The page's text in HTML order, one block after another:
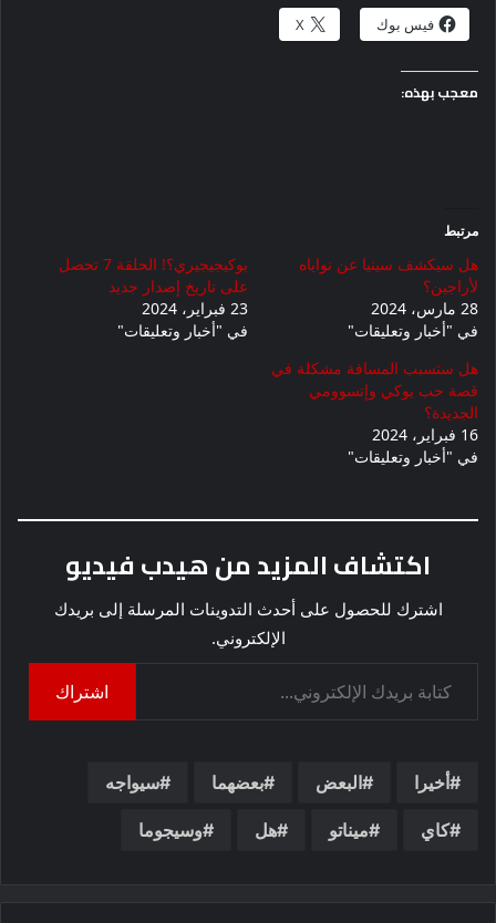
فيس بوك X
معجب بهذه:
مرتبط
هل سيكشف سينيا عن نواياه
لأراجين؟
28 مارس، 2024
في "أخبار وتعليقات"
بوكيجيجيري؟! الحلقة 7 تحصل
على تاريخ إصدار جديد
23 فبراير، 2024
في "أخبار وتعليقات"
هل ستسبب المسافة مشكلة في
قصة حب يوكي وإتسوومي
الجديدة؟
16 فبراير، 2024
في "أخبار وتعليقات"
اكتشاف المزيد من هيدب فيديو
اشترك للحصول على أحدث التدوينات المرسلة إلى بريدك
الإلكتروني.
اشتراك
أخيرا البعض بعضهما سيواجه
كاي ميناتو هل وسيجوما